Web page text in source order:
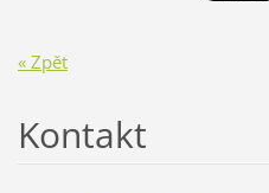
« Zpět
Kontakt